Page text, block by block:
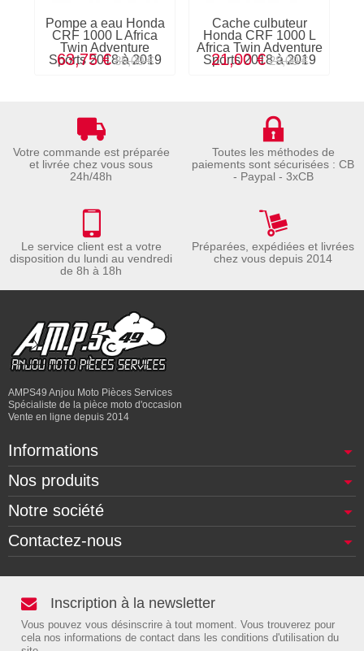
Pompe a eau Honda
CRF 1000 L Africa
Twin Adventure
Sports 2018 à 2019
63,75 € 85,00 €
Cache culbuteur
Honda CRF 1000 L
Africa Twin Adventure
Sports 2018 à 2019
21,00 € 28,00 €
Votre commande est préparée
et livrée chez vous sous
24h/48h
Toutes les méthodes de
paiements sont sécurisées : CB
- Paypal - 3xCB
Le service client est a votre
disposition du lundi au vendredi
de 8h à 18h
Préparées, expédiées et livrées
chez vous depuis 2014
AMPS49 Anjou Moto Pièces Services
Spécialiste de la pièce moto d'occasion
Vente en ligne depuis 2014
Informations
Nos produits
Notre société
Contactez-nous
Inscription à la newsletter
Vous pouvez vous désinscrire à tout moment. Vous trouverez pour
cela nos informations de contact dans les conditions d'utilisation du